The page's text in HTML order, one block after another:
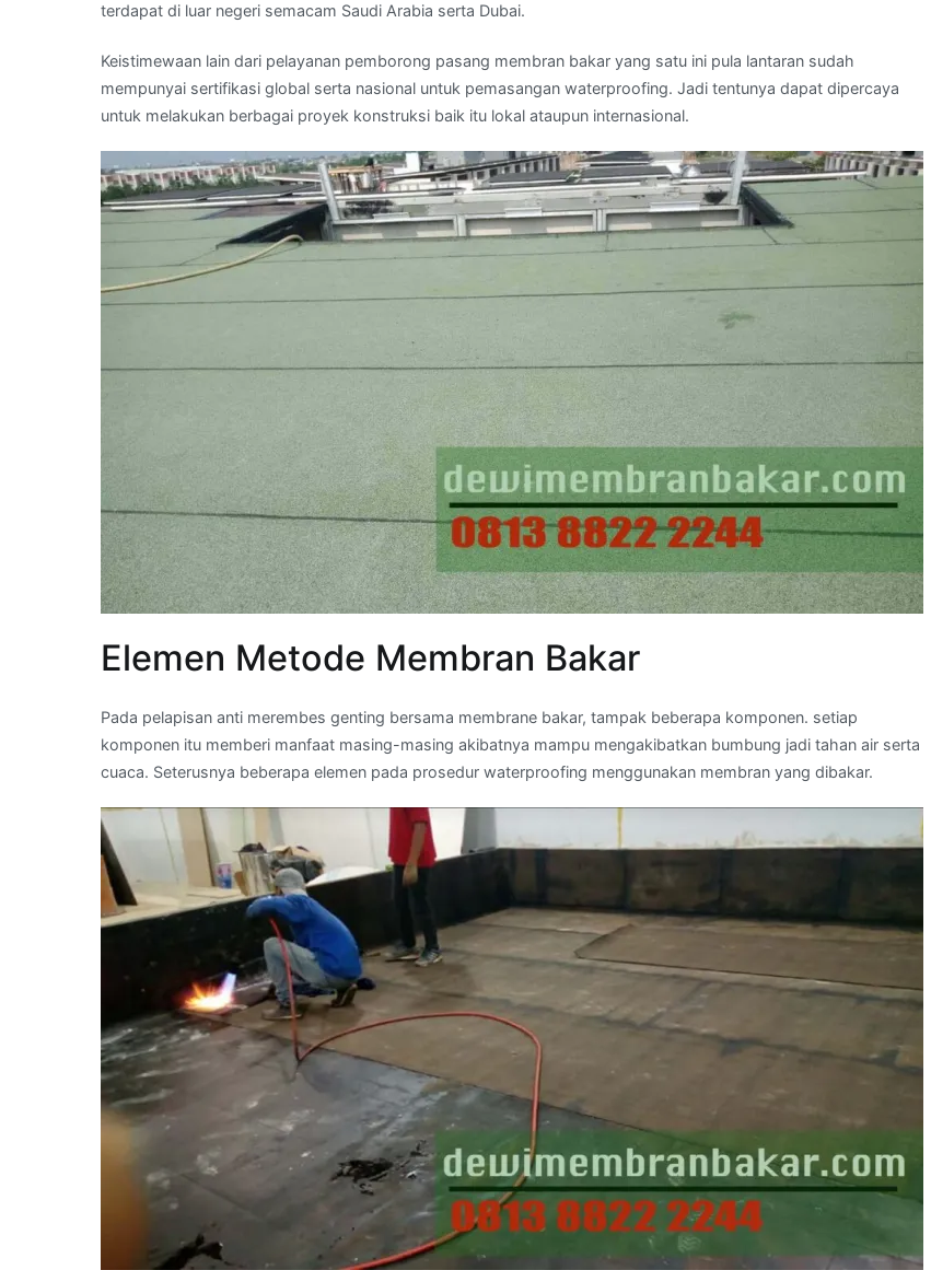
terdapat di luar negeri semacam Saudi Arabia serta Dubai.
Keistimewaan lain dari pelayanan pemborong pasang membran bakar yang satu ini pula lantaran sudah
mempunyai sertifikasi global serta nasional untuk pemasangan waterproofing. Jadi tentunya dapat dipercaya
untuk melakukan berbagai proyek konstruksi baik itu lokal ataupun internasional.
Elemen Metode Membran Bakar
Pada pelapisan anti merembes genting bersama membrane bakar, tampak beberapa komponen. setiap
komponen itu memberi manfaat masing-masing akibatnya mampu mengakibatkan bumbung jadi tahan air serta
cuaca. Seterusnya beberapa elemen pada prosedur waterproofing menggunakan membran yang dibakar.